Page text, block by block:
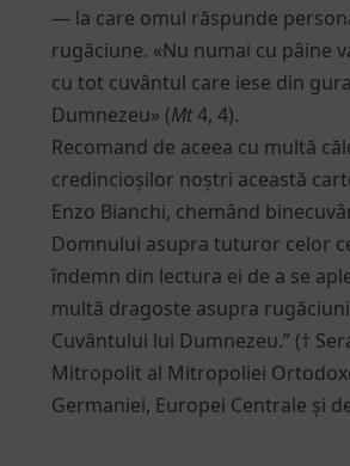
— la care omul răspunde
rugăciune. «Nu numai cu pâine
cu tot cuvântul care iese din
Dumnezeu» (Mt4, 4).
Recomand de aceea cu multă
credincioșilor noștri această
Enzo Bianchi, chemând
Domnului asupra tuturor celor
îndemn din lectura ei de a se
multă dragoste asupra
Cuvântului lui Dumnezeu.” (†
Mitropolit al Mitropoliei
Germaniei, Europei Centrale și